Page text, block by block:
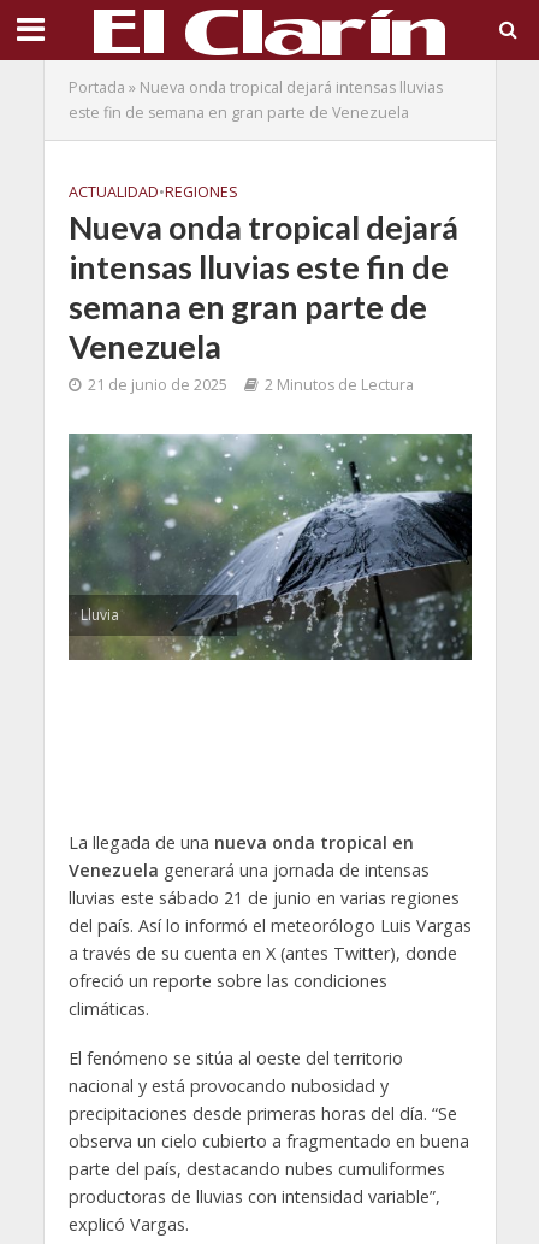
Portada » Nueva onda tropical dejará intensas lluvias
este fin de semana en gran parte de Venezuela
ACTUALIDAD•REGIONES
Nueva onda tropical dejará
intensas lluvias este fin de
semana en gran parte de
Venezuela
21 de junio de 2025 2 Minutos de Lectura
Lluvia
La llegada de una nueva onda tropical en
Venezuela generará una jornada de intensas
lluvias este sábado 21 de junio en varias regiones
del país. Así lo informó el meteorólogo Luis Vargas
a través de su cuenta en X (antes Twitter), donde
ofreció un reporte sobre las condiciones
climáticas.
El fenómeno se sitúa al oeste del territorio
nacional y está provocando nubosidad y
precipitaciones desde primeras horas del día. “Se
observa un cielo cubierto a fragmentado en buena
parte del país, destacando nubes cumuliformes
productoras de lluvias con intensidad variable”,
explicó Vargas.